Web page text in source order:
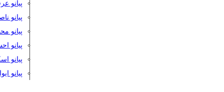
پیانو
پیانو
پیانو
پیانو
پیانو
پیانو